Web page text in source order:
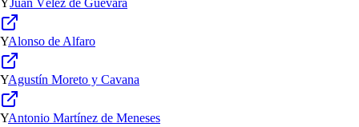
YJuan Vélez de Guevara
YAlonso de Alfaro
YAgustín Moreto y Cavana
YAntonio Martínez de Meneses